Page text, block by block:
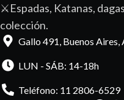
⚔️Espadas, Katanas,
colección.
Gallo 491, Buenos
LUN - SÁB: 14-18h
Teléfono: 11 2806-6529